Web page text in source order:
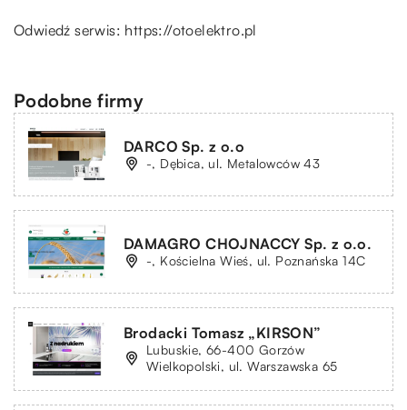
Odwiedź serwis: https://otoelektro.pl
Podobne firmy
DARCO Sp. z o.o
-, Dębica, ul. Metalowców 43
DAMAGRO CHOJNACCY Sp. z o.o.
-, Kościelna Wieś, ul. Poznańska 14C
Brodacki Tomasz „KIRSON”
Lubuskie, 66-400 Gorzów
Wielkopolski, ul. Warszawska 65